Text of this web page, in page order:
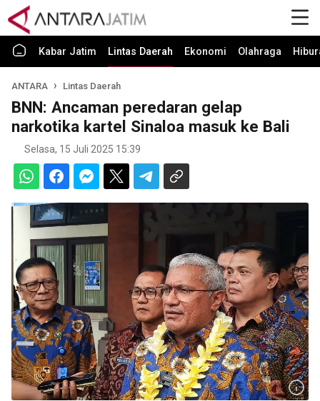
Kabar Jatim Lintas Daerah Ekonomi Olahraga
ANTARA Lintas Daerah
BNN: Ancaman peredaran gelap
narkotika kartel Sinaloa masuk ke Bali
Selasa, 15 Juli 2025 15:39